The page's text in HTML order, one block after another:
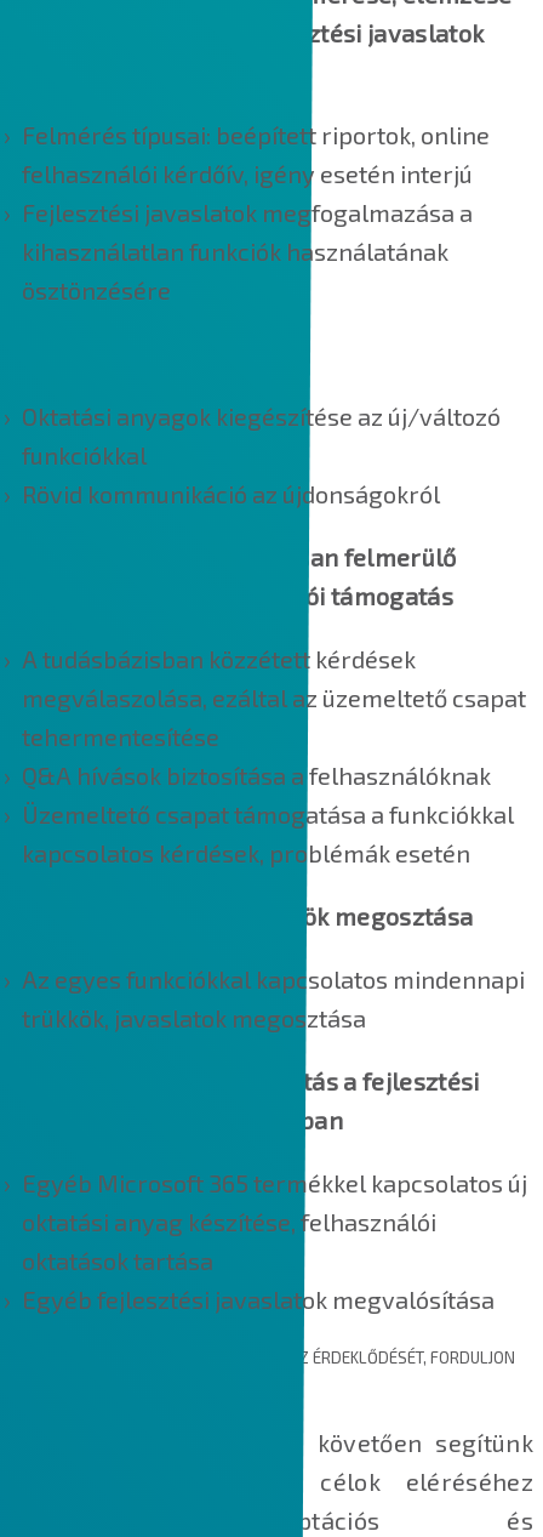
és az adatok alapján fejlesztési javaslatok
Felmérés típusai: beépített riportok, online
felhasználói kérdőív, igény esetén interjú
Fejlesztési javaslatok megfogalmazása a
kihasználatlan funkciók használatának
ösztönzésére
Oktatási anyagok kiegészítése az új/változó
funkciókkal
Rövid kommunikáció az újdonságokról
3. Funkciókkal kapcsolatosan felmerülő
kérdések esetén tanácsadói támogatás
A tudásbázisban közzétett kérdések
megválaszolása, ezáltal az üzemeltető csapat
tehermentesítése
Q&A hívások biztosítása a felhasználóknak
Üzemeltető csapat támogatása a funkciókkal
kapcsolatos kérdések, problémák esetén
4. Használati tippek, trükkök megosztása
Az egyes funkciókkal kapcsolatos mindennapi
trükkök, javaslatok megosztása
5. Szükség esetén támogatás a fejlesztési
javaslatok megvalósításában
Egyéb Microsoft 365 termékkel kapcsolatos új
oktatási anyag készítése, felhasználói
oktatások tartása
Egyéb fejlesztési javaslatok megvalósítása
AMENNYIBEN A FENTIEK FELKELTETTÉK AZ ÉRDEKLŐDÉSÉT, FORDULJON
Az igények egyeztetését követően segítünk
megtervezni az üzleti célok eléréséhez
szükséges adaptációs és